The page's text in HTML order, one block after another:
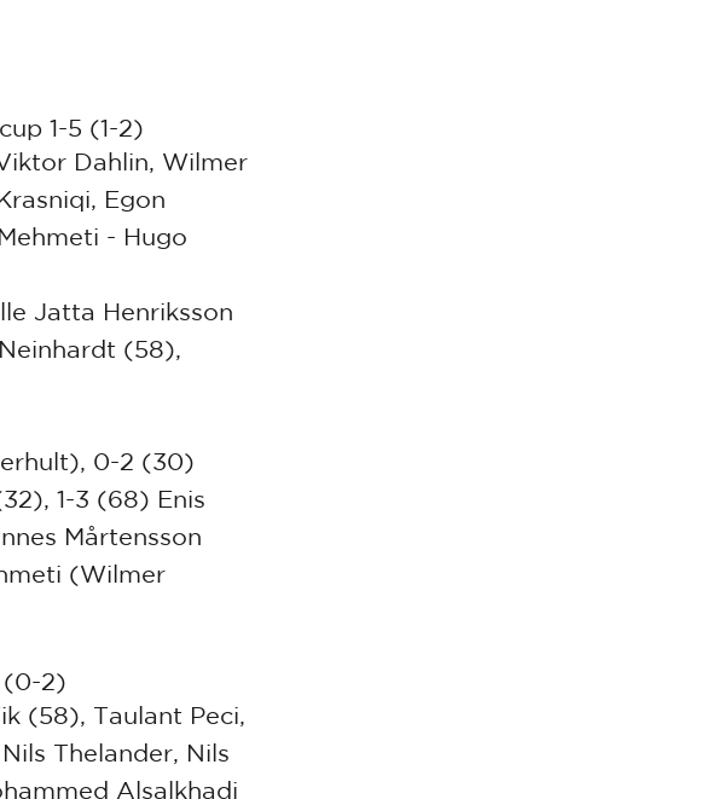
1-5 (1-2)
Dahlin, Wilmer
Egon
- Hugo
Jatta Henriksson
(58),
0-2 (30)
1-3 (68) Enis
Mårtensson
(Wilmer
(0-2)
(58), Taulant Peci,
Thelander, Nils
Alsalkhadi